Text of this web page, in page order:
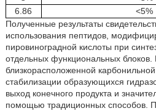
6.86
<5%
Полученные результаты
использования пептидов,
пировиноградной кислоты при
отдельных функциональных блоков.
близкорасположенной
стабилизации образующихся
выход конечного продукта и
помощью традиционных способов.